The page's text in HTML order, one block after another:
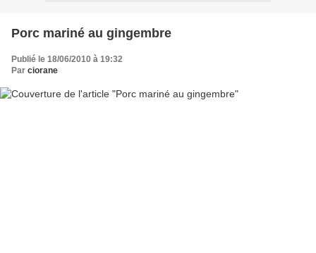
Porc mariné au gingembre
Publié le 18/06/2010 à 19:32
Par ciorane